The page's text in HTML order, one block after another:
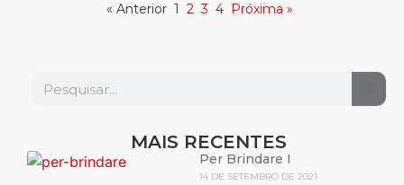
« Anterior 1 2 3 4 Próxima »
MAIS RECENTES
Per Brindare I
14 DE SETEMBRO DE 2021